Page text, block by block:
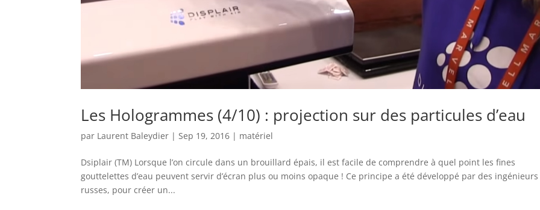
Les Hologrammes (4/10) : projection sur des particules d’eau
par Laurent Baleydier |Sep 19, 2016 | matériel
Dsiplair (TM) Lorsque l’on circule dans un brouillard épais, il est facile de comprendre à quel point les fines
gouttelettes d’eau peuvent servir d’écran plus ou moins opaque ! Ce principe a été développé par des ingénieurs
russes, pour créer un...